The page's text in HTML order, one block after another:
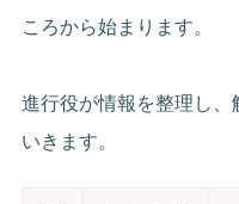
ころから始まります。
進行役が情報を整理し
いきます。